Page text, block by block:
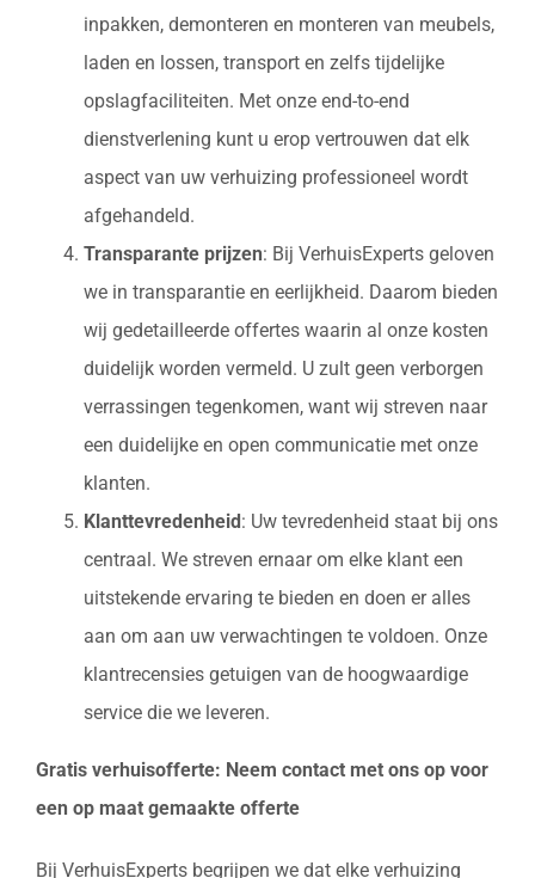
inpakken, demonteren en monteren van meubels,
laden en lossen, transport en zelfs tijdelijke
opslagfaciliteiten. Met onze end-to-end
dienstverlening kunt u erop vertrouwen dat elk
aspect van uw verhuizing professioneel wordt
afgehandeld.
Transparante prijzen: Bij VerhuisExperts geloven
we in transparantie en eerlijkheid. Daarom bieden
wij gedetailleerde offertes waarin al onze kosten
duidelijk worden vermeld. U zult geen verborgen
verrassingen tegenkomen, want wij streven naar
een duidelijke en open communicatie met onze
klanten.
Klanttevredenheid : Uw tevredenheid staat bij ons
centraal. We streven ernaar om elke klant een
uitstekende ervaring te bieden en doen er alles
aan om aan uw verwachtingen te voldoen. Onze
klantrecensies getuigen van de hoogwaardige
service die we leveren.
Gratis verhuisofferte: Neem contact met ons op voor
een op maat gemaakte offerte
Bij VerhuisExperts begrijpen we dat elke verhuizing